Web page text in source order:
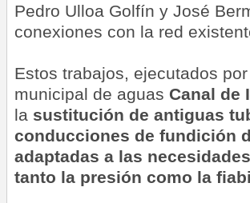
Pedro Ulloa Golfín y José
conexiones con la red
Estos trabajos, ejecutados
municipal de aguas Canal de
la sustitución de antiguas
conducciones de fundición
adaptadas a las
tanto la presión como la